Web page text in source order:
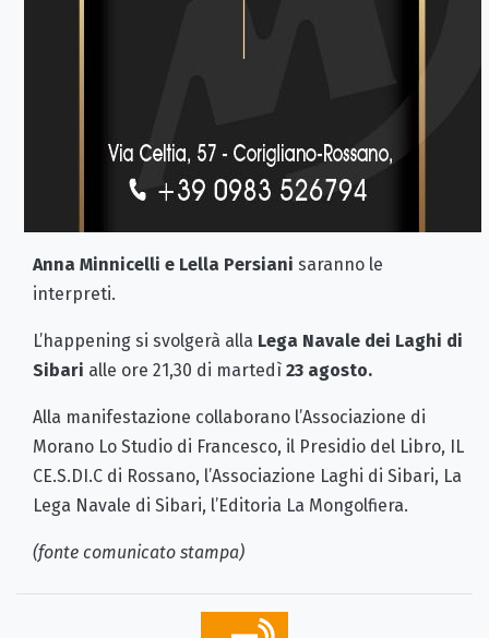
Anna Minnicelli e Lella Persiani saranno le
interpreti.
L’happening si svolgerà alla Lega Navale dei Laghi di
Sibari alle ore 21,30 di martedì 23 agosto.
Alla manifestazione collaborano l’Associazione di
Morano Lo Studio di Francesco, il Presidio del Libro, IL
CE.S.DI.C di Rossano, l’Associazione Laghi di Sibari, La
Lega Navale di Sibari, l’Editoria La Mongolfiera.
(fonte comunicato stampa)